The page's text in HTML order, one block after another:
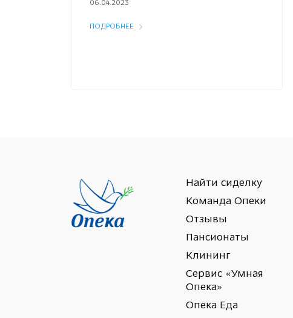
06.04.2023
ПОДРОБНЕЕ
Найти сиделку
Команда Опеки
Отзывы
Пансионаты
Клининг
Сервис «Умная
Опека»
Опека Еда